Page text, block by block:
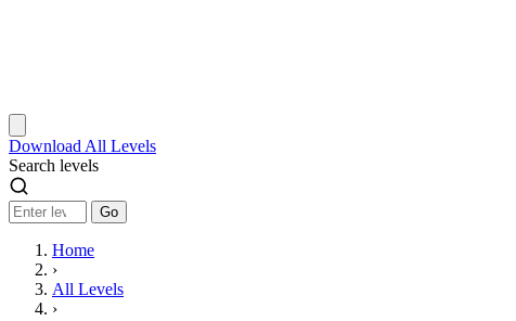
Download All Levels
Search levels
Go
Home
›
All Levels
›